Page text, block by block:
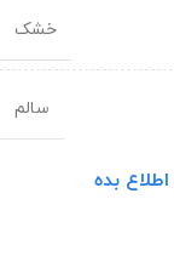
خشک
سالم
بده